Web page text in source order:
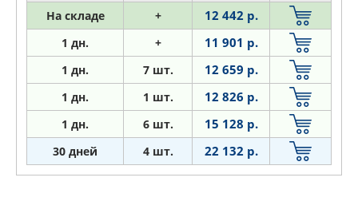
На складе + 12 442 р.
1 дн. + 11 901 р.
1 дн. 7 шт. 12 659 р.
1 дн. 1 шт. 12 826 р.
1 дн. 6 шт. 15 128 р.
30 дней 4 шт. 22 132 р.